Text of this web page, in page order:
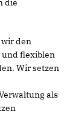
die
den
flexiblen
Wir setzen
als